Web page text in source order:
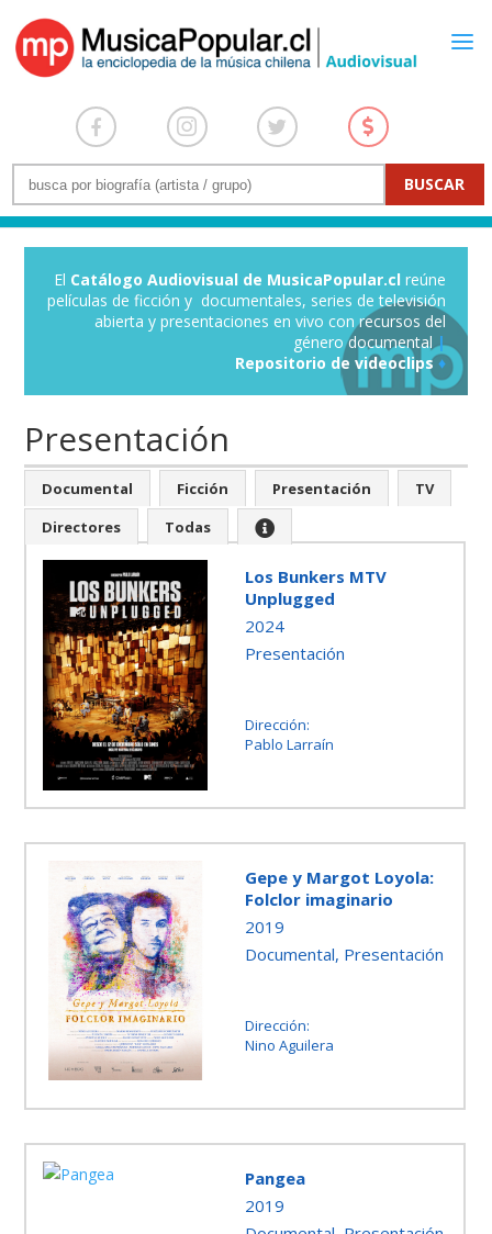
El Catálogo Audiovisual de MusicaPopular.cl reúne
películas de ficción y documentales, series de televisión
abierta y presentaciones en vivo con recursos del
género documental|
Repositorio de videoclips♦
Presentación
Documental Ficción Presentación
TV
Directores
Todas
Los Bunkers MTV
Unplugged
2024
Presentación
Dirección:
Pablo Larraín
Gepe y Margot Loyola:
Folclor imaginario
2019
Documental, Presentación
Dirección:
Nino Aguilera
Pangea
2019